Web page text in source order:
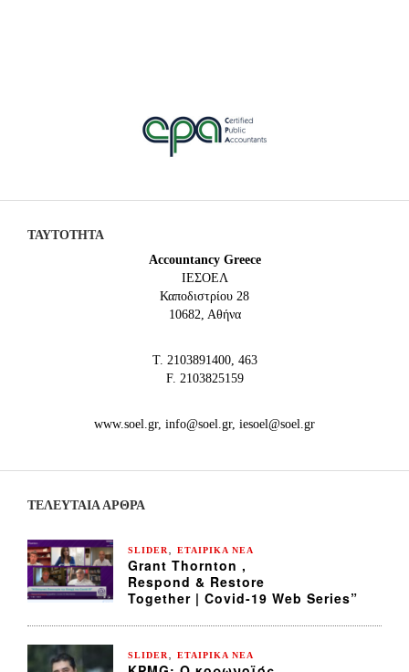
ΤΑΥΤΟΤΗΤΑ
Accountancy Greece
IEΣΟΕΛ
Καποδιστρίου 28
10682, Αθήνα
Τ. 2103891400, 463
F. 2103825159
www.soel.gr, info@soel.gr, iesoel@soel.gr
ΤΕΛΕΥΤΑΙΑ ΆΡΘΡΑ
SLIDER ΕΤΑΙΡΙΚΑ ΝΕΑ
Grant Thornton ,
Respond & Restore
Together | Covid-19 Web Series”
SLIDER ΕΤΑΙΡΙΚΑ ΝΕΑ